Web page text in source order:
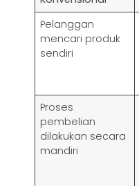
Pelanggan
mencari produk
sendiri
Proses
pembelian
dilakukan secara
mandiri